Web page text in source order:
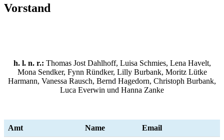
Vorstand
h. l. n. r.: Thomas Jost Dahlhoff, Luisa Schmies, Lena Havelt,
Mona Sendker, Fynn Ründker, Lilly Burbank, Moritz Lütke
Harmann, Vanessa Rausch, Bernd Hagedorn, Christoph Burbank,
Luca Everwin und Hanna Zanke
Amt Name Email